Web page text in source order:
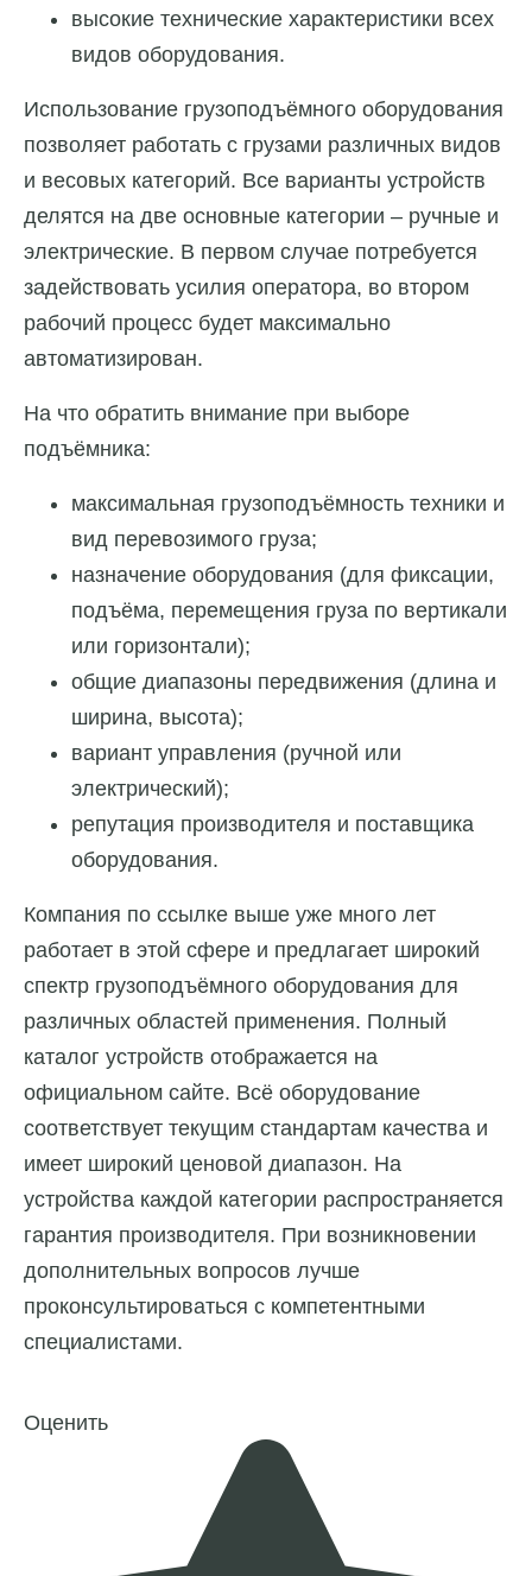
высокие технические характеристики всех
видов оборудования.
Использование грузоподъёмного оборудования
позволяет работать с грузами различных видов
и весовых категорий. Все варианты устройств
делятся на две основные категории – ручные и
электрические. В первом случае потребуется
задействовать усилия оператора, во втором
рабочий процесс будет максимально
автоматизирован.
На что обратить внимание при выборе
подъёмника:
максимальная грузоподъёмность техники и
вид перевозимого груза;
назначение оборудования (для фиксации,
подъёма, перемещения груза по вертикали
или горизонтали);
общие диапазоны передвижения (длина и
ширина, высота);
вариант управления (ручной или
электрический);
репутация производителя и поставщика
оборудования.
Компания по ссылке выше уже много лет
работает в этой сфере и предлагает широкий
спектр грузоподъёмного оборудования для
различных областей применения. Полный
каталог устройств отображается на
официальном сайте. Всё оборудование
соответствует текущим стандартам качества и
имеет широкий ценовой диапазон. На
устройства каждой категории распространяется
гарантия производителя. При возникновении
дополнительных вопросов лучше
проконсультироваться с компетентными
специалистами.
Оценить